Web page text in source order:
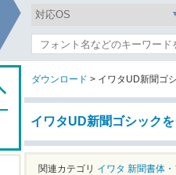
ダウンロード > イワタUD新聞ゴ
イワタUD新聞ゴシック
関連カテゴリ イワタ 新聞書体